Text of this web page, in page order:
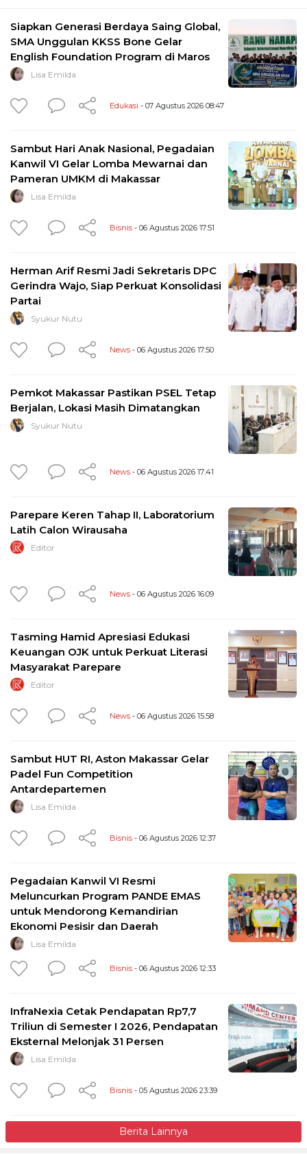
Siapkan Generasi Berdaya Saing Global,
SMA Unggulan KKSS Bone Gelar
English Foundation Program di Maros
Lisa Emilda
Edukasi - 07 Agustus 2026 08:47
Sambut Hari Anak Nasional, Pegadaian
Kanwil VI Gelar Lomba Mewarnai dan
Pameran UMKM di Makassar
Lisa Emilda
Bisnis - 06 Agustus 2026 17:51
Herman Arif Resmi Jadi Sekretaris DPC
Gerindra Wajo, Siap Perkuat Konsolidasi
Partai
Syukur Nutu
News - 06 Agustus 2026 17:50
Pemkot Makassar Pastikan PSEL Tetap
Berjalan, Lokasi Masih Dimatangkan
Syukur Nutu
News - 06 Agustus 2026 17:41
Parepare Keren Tahap II, Laboratorium
Latih Calon Wirausaha
Editor
News - 06 Agustus 2026 16:09
Tasming Hamid Apresiasi Edukasi
Keuangan OJK untuk Perkuat Literasi
Masyarakat Parepare
Editor
News - 06 Agustus 2026 15:58
Sambut HUT RI, Aston Makassar Gelar
Padel Fun Competition
Antardepartemen
Lisa Emilda
Bisnis - 06 Agustus 2026 12:37
Pegadaian Kanwil VI Resmi
Meluncurkan Program PANDE EMAS
untuk Mendorong Kemandirian
Ekonomi Pesisir dan Daerah
Lisa Emilda
Bisnis - 06 Agustus 2026 12:33
InfraNexia Cetak Pendapatan Rp7,7
Triliun di Semester I 2026, Pendapatan
Eksternal Melonjak 31 Persen
Lisa Emilda
Bisnis - 05 Agustus 2026 23:39
Berita Lainnya